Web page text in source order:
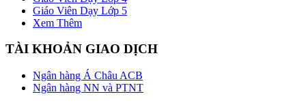
Giáo Viên Dạy Lớp 5
Xem Thêm
TÀI KHOẢN GIAO DỊCH
Ngân hàng Á Châu ACB
Ngân hàng NN và PTNT